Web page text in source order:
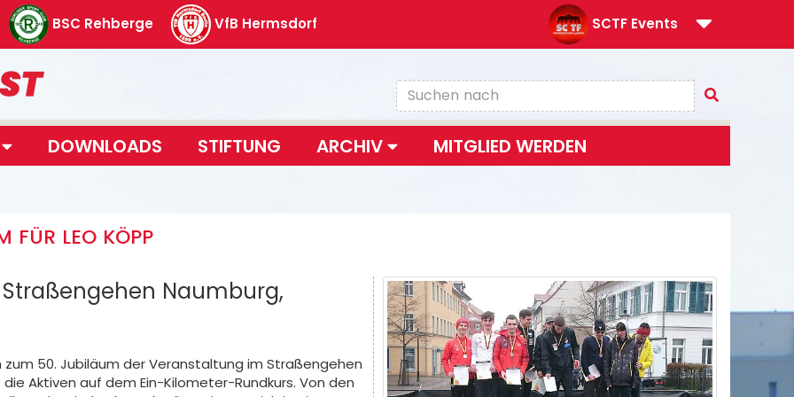
BSC Rehberge VfB Hermsdorf SCTF Events
DOWNLOADS STIFTUNG ARCHIV MITGLIED WERDEN
FÜR LEO KÖPP
Naumburg,
50. Jubiläum der Veranstaltung im Straßengehen
Aktiven auf dem Ein-Kilometer-Rundkurs. Von den